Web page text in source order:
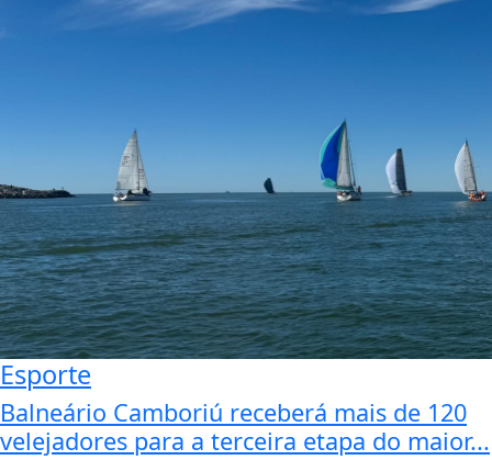
Esporte
Balneário Camboriú receberá mais de 120
velejadores para a terceira etapa do maior...